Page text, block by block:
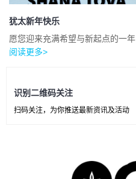
犹太新年快乐
愿您迎来充满希望与新起点的一年
阅读更多>
识别二维码关注
扫码关注，为你推送最新资讯及活动